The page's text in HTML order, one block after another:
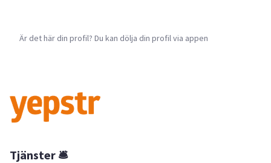
Är det här din profil? Du kan dölja din profil via appen
Tjänster 🛎